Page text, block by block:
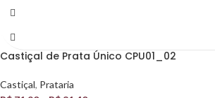
Castiçal de Prata Único CPU01_02
Castiçal, Prataria